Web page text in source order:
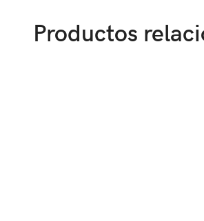
Productos